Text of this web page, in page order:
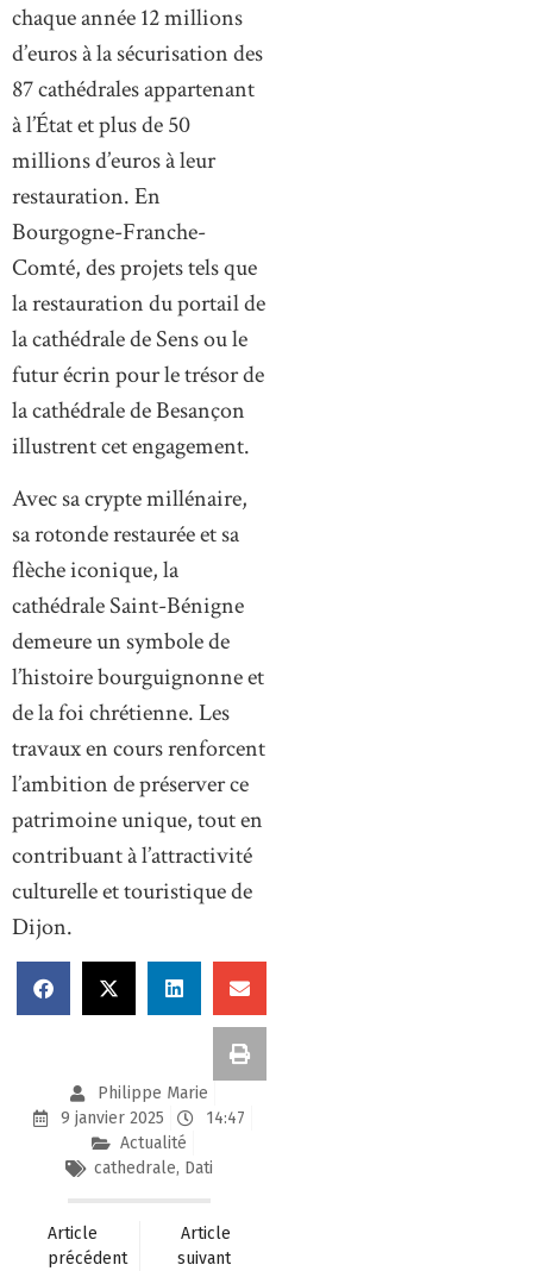
chaque année 12 millions
d’euros à la sécurisation des
87 cathédrales appartenant
à l’État et plus de 50
millions d’euros à leur
restauration. En
Bourgogne-Franche-
Comté, des projets tels que
la restauration du portail de
la cathédrale de Sens ou le
futur écrin pour le trésor de
la cathédrale de Besançon
illustrent cet engagement.
Avec sa crypte millénaire,
sa rotonde restaurée et sa
flèche iconique, la
cathédrale Saint-Bénigne
demeure un symbole de
l’histoire bourguignonne et
de la foi chrétienne. Les
travaux en cours renforcent
l’ambition de préserver ce
patrimoine unique, tout en
contribuant à l’attractivité
culturelle et touristique de
Dijon.
Philippe Marie
9 janvier 2025
14:47
Actualité
cathedrale, Dati
Article
précédent
Article
suivant